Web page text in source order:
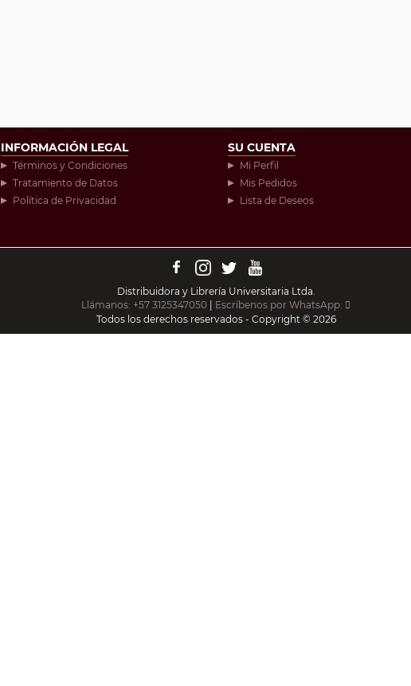
INFORMACIÓN LEGAL
Términos y Condiciones
Tratamiento de Datos
Política de Privacidad
SU CUENTA
Mi Perfil
Mis Pedidos
Lista de Deseos
Distribuidora y Librería Universitaria Ltda.
Llámanos: +57 3125347050
Escríbenos por WhatsApp:
Todos los derechos reservados - Copyright © 2026